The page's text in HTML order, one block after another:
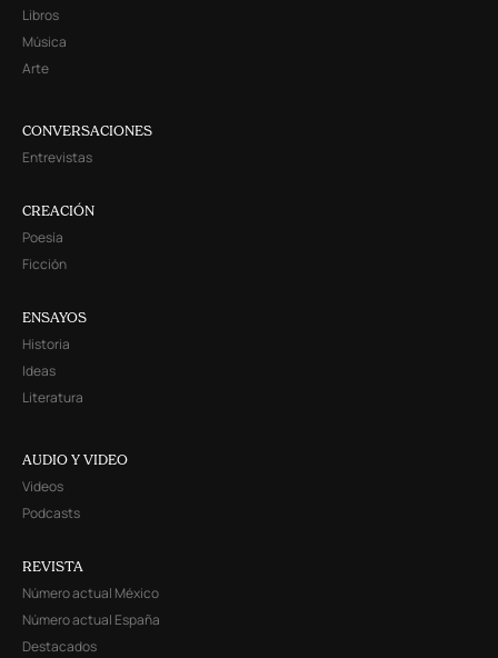
Libros
Música
Arte
CONVERSACIONES
Entrevistas
CREACIÓN
Poesía
Ficción
ENSAYOS
Historia
Ideas
Literatura
AUDIO Y VIDEO
Videos
Podcasts
REVISTA
Número actual México
Número actual España
Destacados